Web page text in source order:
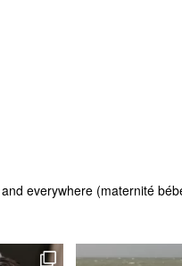
everywhere (maternité